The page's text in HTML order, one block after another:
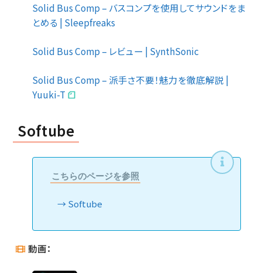
Solid Bus Comp – バスコンプを使用してサウンドをま
とめる | Sleepfreaks
Solid Bus Comp – レビュー | SynthSonic
Solid Bus Comp – 派手さ不要！魅力を徹底解説 |
Yuuki-T
Softube
こちらのページを参照
Softube
動画：